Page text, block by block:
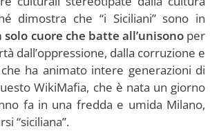
dimostra che “i Siciliani” sono in
solo cuore che batte all’unisonoper
dall’oppressione, dalla corruzione e
ha animato intere generazioni di
WikiMafia, che è nata un giorno
fa in una fredda e umida Milano,
“siciliana”.